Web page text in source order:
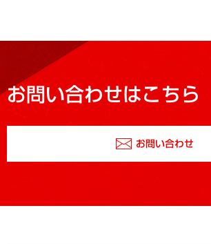
お問い合わせはこちら
お問い合わせ